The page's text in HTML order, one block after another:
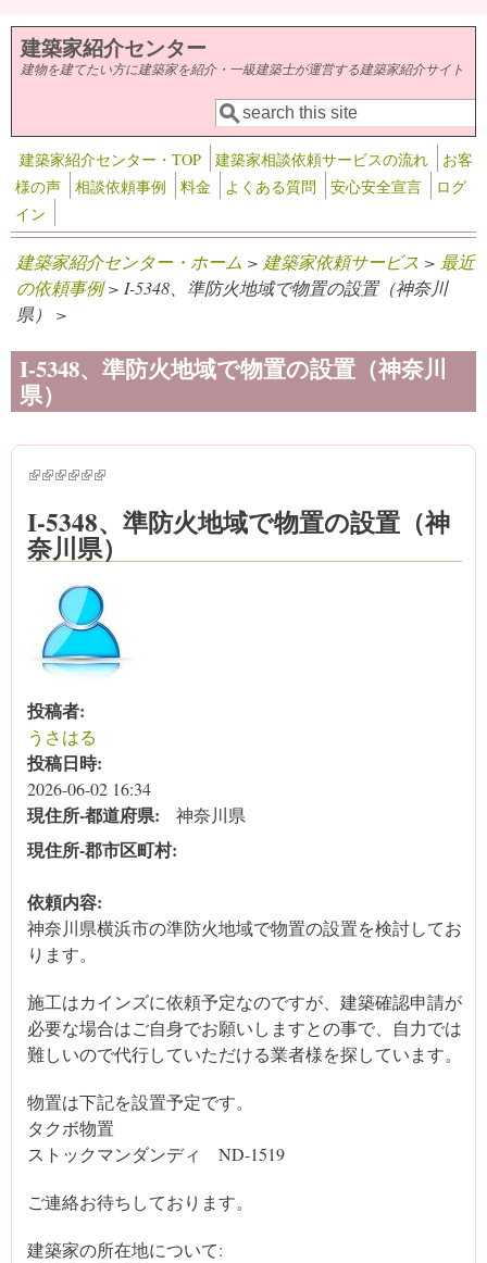
メインコンテンツに移動
建築家紹介センター
建物を建てたい方に建築家を紹介・一級建築士が運営する建築家紹介サイト
検索フォーム
検索
建築家紹介センター・TOP 建築家相談依頼サービスの流れ
お客
様の声
相談依頼事例 料金 よくある質問 安心安全宣言
ログ
イン
建築家紹介センター・ホーム > 建築家依頼サービス > 最近
の依頼事例> I-5348、準防火地域で物置の設置（神奈川
県） >
I-5348、準防火地域で物置の設置（神奈川
県）
(link is external)
(link is external)
(link is external)
(link is external)
(link is external)
(link is external)
I-5348、準防火地域で物置の設置（神
奈川県）
投稿者:
うさはる
投稿日時:
2026-06-02 16:34
現住所‐都道府県: 神奈川県
現住所‐郡市区町村:
依頼内容:
神奈川県横浜市の準防火地域で物置の設置を検討してお
ります。
施工はカインズに依頼予定なのですが、建築確認申請が
必要な場合はご自身でお願いしますとの事で、自力では
難しいので代行していただける業者様を探しています。
物置は下記を設置予定です。
タクボ物置
ストックマンダンディ ND-1519
ご連絡お待ちしております。
建築家の所在地について: